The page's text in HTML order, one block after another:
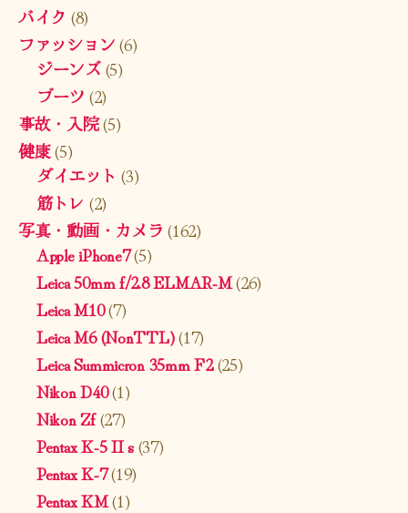
バイク (8)
ファッション(6)
ジーンズ(5)
ブーツ (2)
事故・入院(5)
健康(5)
ダイエット (3)
筋トレ (2)
写真・動画・カメラ (162)
Apple iPhone7(5)
Leica 50mm f/2.8 ELMAR-M(26)
Leica M10(7)
Leica M6 (NonTTL)(17)
Leica Summicron 35mm F2(25)
Nikon D40(1)
Nikon Zf(27)
Pentax K-5 II s(37)
Pentax K-7(19)
Pentax KM(1)